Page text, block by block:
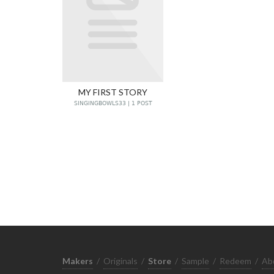
MY FIRST STORY
SINGINGBOWLS33 | 1 POST
Makers / Originals / Store / Sample / Redeem /